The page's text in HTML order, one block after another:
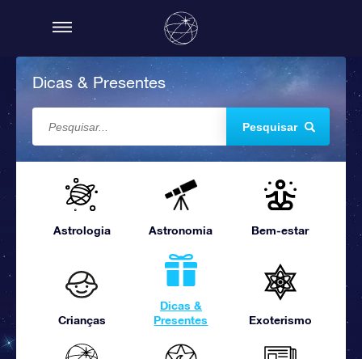
Dicas & Presentes
Pesquisar
Astrologia Astronomia Bem-estar
Crianças
Dicas &
Presentes
Exoterismo